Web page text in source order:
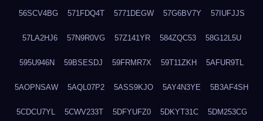
56SCV4BG 571FDQ4T 5771DEGW 57G6BV7Y 57IUFJJS
57LA2HJ6 57N9R0VG 57Z141YR 584ZQC53 58G12L5U
595U946N 59BSESDJ 59FRMR7X 59T11ZKH 5AFUR9TL
5AOPNSAW 5AQL07P2 5ASS9KJO 5AY4N3YE 5B3AF4SH
5CDCU7YL 5CWV233T 5DFYUFZ0 5DKYT31C 5DM253CG